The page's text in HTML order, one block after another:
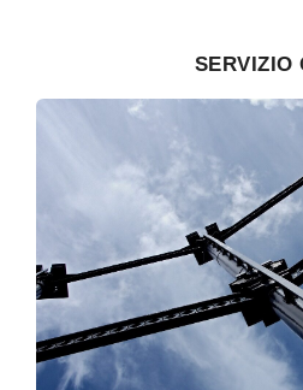
SERVIZIO